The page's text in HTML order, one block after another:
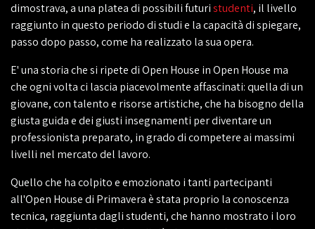
dimostrava, a una platea di possibili futuristudenti, il livello
raggiunto in questo periodo di studi e la capacità di spiegare,
passo dopo passo, come ha realizzato la sua opera.
E' una storia che si ripete di Open House in Open House ma
che ogni volta ci lascia piacevolmente affascinati: quella di un
giovane, con talento e risorse artistiche, che ha bisogno della
giusta guida e dei giusti insegnamenti per diventare un
professionista preparato, in grado di competere ai massimi
livelli nel mercato del lavoro.
Quello che ha colpito e emozionato i tanti partecipanti
all'Open House di Primavera è stata proprio la conoscenza
tecnica, raggiunta dagli studenti, che hanno mostrato i loro